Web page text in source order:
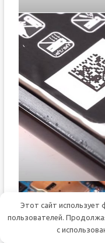
Этот сайт использует
пользователей.
с